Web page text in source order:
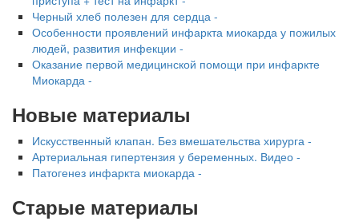
Черный хлеб полезен для сердца -
Особенности проявлений инфаркта миокарда у пожилых
людей, развития инфекции -
Оказание первой медицинской помощи при инфаркте
Миокарда -
Новые материалы
Искусственный клапан. Без вмешательства хирурга -
Артериальная гипертензия у беременных. Видео -
Патогенез инфаркта миокарда -
Старые материалы